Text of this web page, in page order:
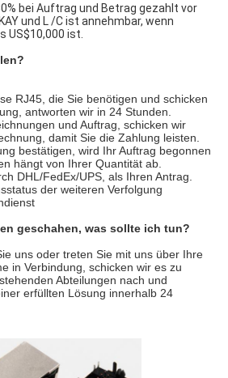
bei Auftrag und Betrag gezahlt vor
und L /C ist annehmbar, wenn
US$10,000 ist.
RJ45, die Sie benötigen und schicken
antworten wir in 24 Stunden.
und Auftrag, schicken wir
damit Sie die Zahlung leisten.
bestätigen, wird Ihr Auftrag begonnen
hängt von Ihrer Quantität ab.
DHL/FedEx/UPS, als Ihren Antrag.
der weiteren Verfolgung
geschahen, was sollte ich tun?
uns oder treten Sie mit uns über Ihre
in Verbindung, schicken wir es zu
Abteilungen nach und
erfüllten Lösung innerhalb 24